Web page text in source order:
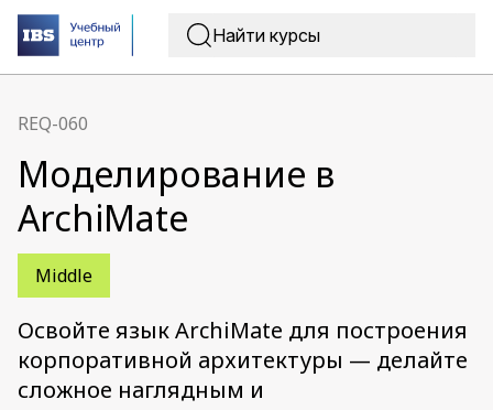
REQ-060
Моделирование в
ArchiMate
Middle
Освойте язык ArchiMate для построения
корпоративной архитектуры — делайте
сложное наглядным и